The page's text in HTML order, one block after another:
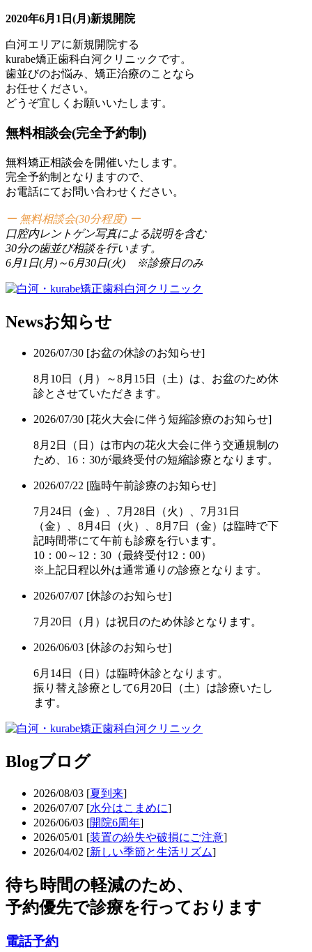
2020年6月1日(月)新規開院
白河エリアに新規開院する
kurabe矯正歯科白河クリニックです。
歯並びのお悩み、矯正治療のことなら
お任せください。
どうぞ宜しくお願いいたします。
無料相談会(完全予約制)
無料矯正相談会を開催いたします。
完全予約制となりますので、
お電話にてお問い合わせください。
ー 無料相談会(30分程度) ー
口腔内レントゲン写真による説明を含む
30分の歯並び相談を行います。
6月1日(月)～6月30日(火) ※診療日のみ
Newsお知らせ
2026/07/30 [お盆の休診のお知らせ]
8月10日（月）～8月15日（土）は、お盆のため休
診とさせていただきます。
2026/07/30 [花火大会に伴う短縮診療のお知らせ]
8月2日（日）は市内の花火大会に伴う交通規制の
ため、16：30が最終受付の短縮診療となります。
2026/07/22 [臨時午前診療のお知らせ]
7月24日（金）、7月28日（火）、7月31日
（金）、8月4日（火）、8月7日（金）は臨時で下
記時間帯にて午前も診療を行います。
10：00～12：30（最終受付12：00）
※上記日程以外は通常通りの診療となります。
2026/07/07 [休診のお知らせ]
7月20日（月）は祝日のため休診となります。
2026/06/03 [休診のお知らせ]
6月14日（日）は臨時休診となります。
振り替え診療として6月20日（土）は診療いたし
ます。
Blogブログ
2026/08/03 [夏到来]
2026/07/07 [水分はこまめに]
2026/06/03 [開院6周年]
2026/05/01 [装置の紛失や破損にご注意]
2026/04/02 [新しい季節と生活リズム]
待ち時間の軽減のため、
予約優先で診療を行っております
電話予約